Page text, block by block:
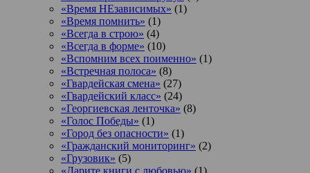
«Время НЕзависимых» (1)
«Время помнить» (1)
«Всегда в строю» (4)
«Всегда в форме» (10)
«Вспомним всех поименно» (1)
«Встречная полоса» (8)
«Гвардейская смена» (27)
«Гвардейский класс» (24)
«Георгиевская ленточка» (8)
«Голос Победы» (1)
«Город без опасности» (1)
«Гражданский мониторинг» (2)
«Грузовик» (5)
«Дарите книги с любовью» (1)